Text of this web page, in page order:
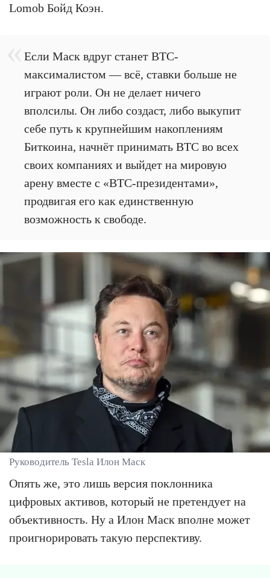
Lomob Бойд Коэн.
Если Маск вдруг станет BTC-
максималистом — всё, ставки больше не
играют роли. Он не делает ничего
вполсилы. Он либо создаст, либо выкупит
себе путь к крупнейшим накоплениям
Биткоина, начнёт принимать BTC во всех
своих компаниях и выйдет на мировую
арену вместе с «BTC-президентами»,
продвигая его как единственную
возможность к свободе.
Руководитель Tesla Илон Маск
Опять же, это лишь версия поклонника
цифровых активов, который не претендует на
объективность. Ну а Илон Маск вполне может
проигнорировать такую перспективу.